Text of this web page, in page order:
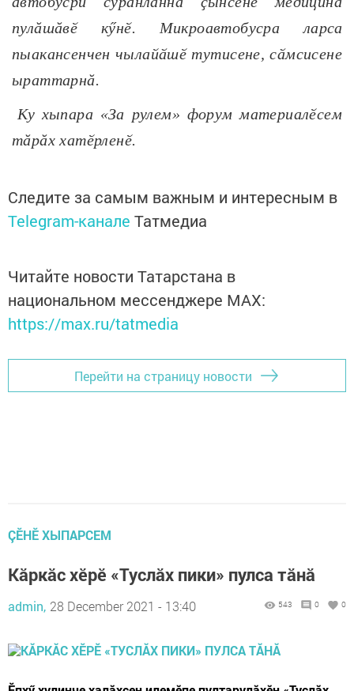
пулăшăвӗкӳнӗ. Микроавтобусра ларса
пыакансенчен чылайӑшӗ тутисене, сӑмсисене
ыраттарнă.
Ку хыпара «За рулем» форум материалӗсем
тăрăх хатӗрленӗ.
Следите за самым важным и интересным в
Telegram-канале Татмедиа
Читайте новости Татарстана в
национальном мессенджере MАХ:
https://max.ru/tatmedia
Перейти на страницу новости
ÇӖНӖ ХЫПАРСЕМ
Кăркăс хӗрӗ «Туслăх пики» пулса тăнă
admin, 28 December 2021 - 13:40 543 0 0